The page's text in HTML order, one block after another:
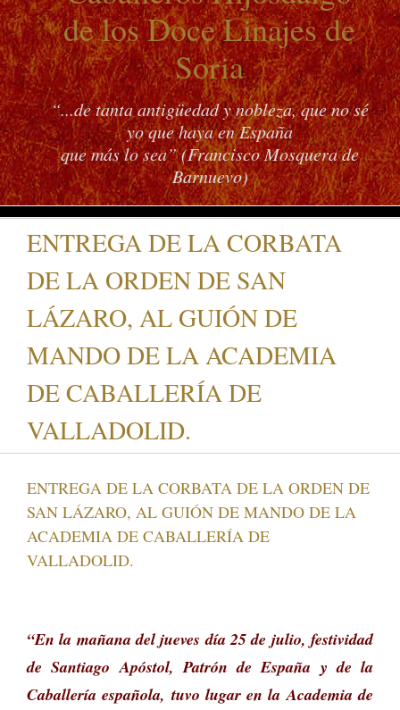
de los Doce Linajes de
Soria
“...de tanta antigüedad y nobleza, que no sé
yo que haya en España
que más lo sea” (Francisco Mosquera de
Barnuevo)
ENTREGA DE LA CORBATA
DE LA ORDEN DE SAN
LÁZARO, AL GUIÓN DE
MANDO DE LA ACADEMIA
DE CABALLERÍA DE
VALLADOLID.
ENTREGA DE LA CORBATA DE LA ORDEN DE
SAN LÁZARO, AL GUIÓN DE MANDO DE LA
ACADEMIA DE CABALLERÍA DE
VALLADOLID.
“En la mañana del jueves día 25 de julio, festividad
de Santiago Apóstol, Patrón de España y de la
Caballería española, tuvo lugar en la Academia de